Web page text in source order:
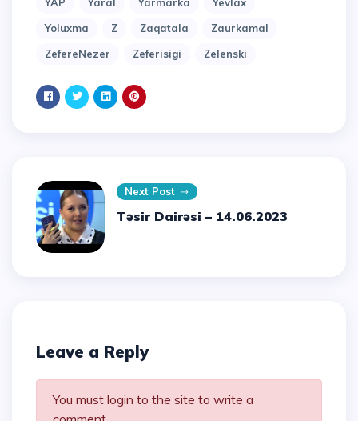
YAP
Yaral Yarmarka
Yevlax
Yoluxma
Z Zaqatala
Zaurkamal
ZefereNezer
Zeferisigi Zelenski
Next Post
Təsir Dairəsi – 14.06.2023
Leave a Reply
You must login to the site to write a